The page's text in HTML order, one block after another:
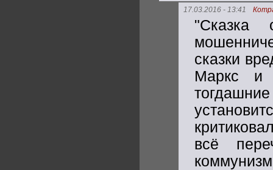
17.03.2016 - 13:41
"Сказка
сказки
Маркс и
всё